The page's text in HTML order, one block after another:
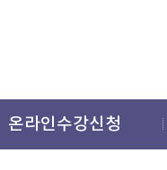
온라인수강신청